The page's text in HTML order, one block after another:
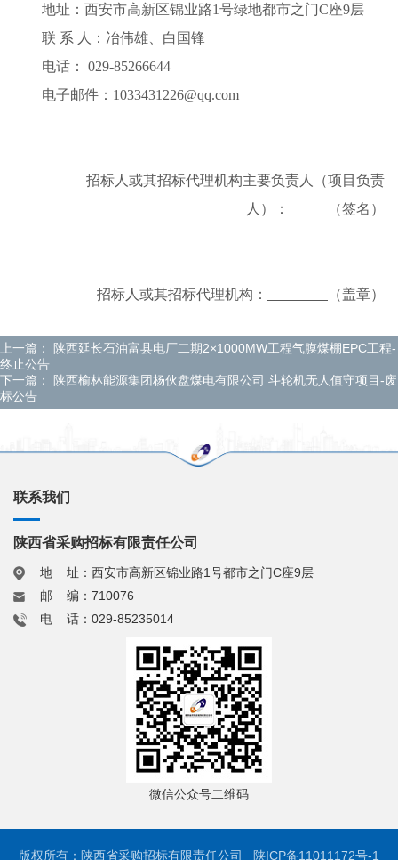
地址：西安市高新区锦业路1号绿地都市之门C座9层
联 系 人：冶伟雄、白国锋
电话： 029-85266644
电子邮件：1033431226@qq.com
招标人或其招标代理机构主要负责人（项目负责
人）：
（签名）
招标人或其招标代理机构： （盖章）
上一篇：
陕西延长石油富县电厂二期2×1000MW工程气膜煤棚EPC工程-
终止公告
下一篇：
陕西榆林能源集团杨伙盘煤电有限公司 斗轮机无人值守项目-废
标公告
联系我们
陕西省采购招标有限责任公司
地 址：西安市高新区锦业路1号都市之门C座9层
邮 编：710076
电 话：029-85235014
微信公众号二维码
版权所有：陕西省采购招标有限责任公司 陕ICP备11011172号-1